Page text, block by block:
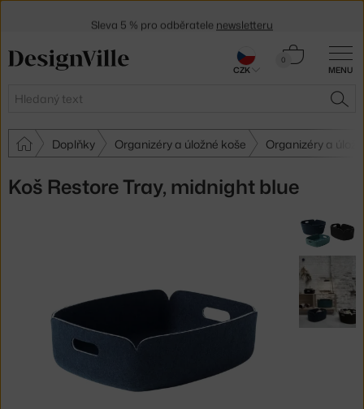
MENU
Hledat
0
Košík
Doplňky Organizéry a úložné koše Organizéry a
Koš Restore Tray, midnight blue
30 dní na vrácení zboží
CZK